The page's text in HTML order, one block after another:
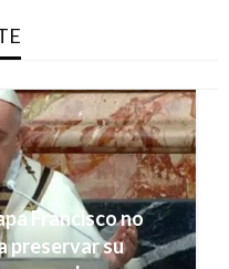
Francisco no
preservar su